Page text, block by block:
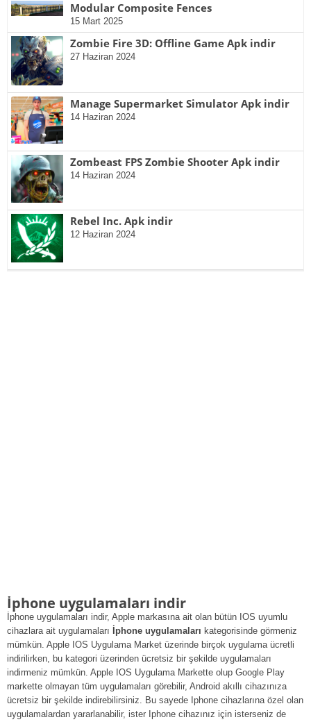
Modular Composite Fences
15 Mart 2025
Zombie Fire 3D: Offline Game Apk indir
27 Haziran 2024
Manage Supermarket Simulator Apk indir
14 Haziran 2024
Zombeast FPS Zombie Shooter Apk indir
14 Haziran 2024
Rebel Inc. Apk indir
12 Haziran 2024
İphone uygulamaları indir
İphone uygulamaları indir, Apple markasına ait olan bütün IOS uyumlu
cihazlara ait uygulamaları
İphone uygulamaları kategorisinde görmeniz
mümkün. Apple IOS Uygulama Market üzerinde birçok uygulama ücretli
indirilirken, bu kategori üzerinden ücretsiz bir şekilde uygulamaları
indirmeniz mümkün. Apple IOS Uygulama Markette olup Google Play
markette olmayan tüm uygulamaları görebilir, Android akıllı cihazınıza
ücretsiz bir şekilde indirebilirsiniz. Bu sayede Iphone cihazlarına özel olan
uygulamalardan yararlanabilir, ister Iphone cihazınız için isterseniz de